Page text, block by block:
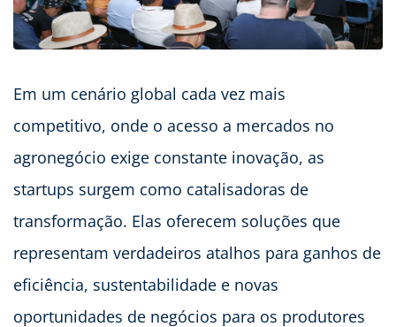
Em um cenário global cada vez mais
competitivo, onde o acesso a mercados no
agronegócio exige constante inovação, as
startups surgem como catalisadoras de
transformação. Elas oferecem soluções que
representam verdadeiros atalhos para ganhos de
eficiência, sustentabilidade e novas
oportunidades de negócios para os produtores